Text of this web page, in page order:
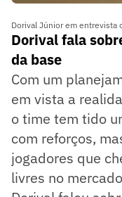
Dorival Júnior em entrevista
Dorival fala
da base
Com um
em vista a
o time tem tido
com reforços,
jogadores que
livres no